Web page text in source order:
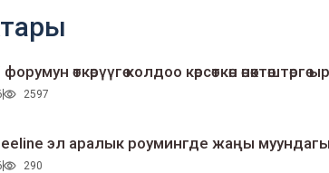
өткөрүүгө колдоо көрсөткөн
2597
эл аралык роумингде жаңы
290